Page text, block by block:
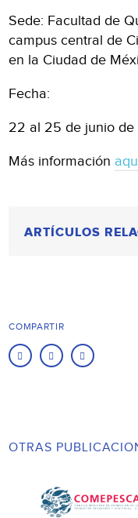
Sede: Facultad de
campus central de
en la Ciudad de
Fecha:
22 al 25 de junio
Más información
ARTÍCULOS
COMPARTIR
OTRAS